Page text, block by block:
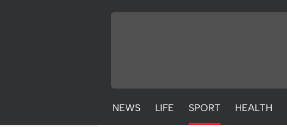
NEWS LIFE SPORT HEALTH